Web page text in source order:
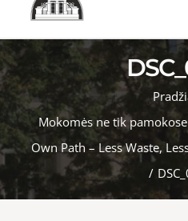
Mokomės ne tik
Own Path – Less Waste,
/